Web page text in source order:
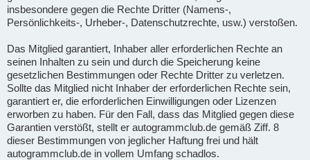
insbesondere gegen die Rechte Dritter (Namens-,
Persönlichkeits-, Urheber-, Datenschutzrechte, usw.) verstoßen.
Das Mitglied garantiert, Inhaber aller erforderlichen Rechte an
seinen Inhalten zu sein und durch die Speicherung keine
gesetzlichen Bestimmungen oder Rechte Dritter zu verletzen.
Sollte das Mitglied nicht Inhaber der erforderlichen Rechte sein,
garantiert er, die erforderlichen Einwilligungen oder Lizenzen
erworben zu haben. Für den Fall, dass das Mitglied gegen diese
Garantien verstößt, stellt er autogrammclub.de gemäß Ziff. 8
dieser Bestimmungen von jeglicher Haftung frei und hält
autogrammclub.de in vollem Umfang schadlos.